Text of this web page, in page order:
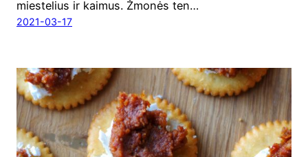
mies­te­lius ir kai­mus. Žmo­nės ten…
2021-03-17